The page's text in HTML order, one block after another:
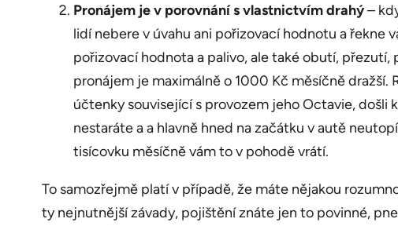
Pronájem je v porovnání s vlastnictvím drahý–
lidí nebere v úvahu ani pořizovací hodnotu a řekne
pořizovací hodnota a palivo, ale také obutí,
pronájem je maximálně o 1000 Kč měsíčně dražší.
účtenky související s provozem jeho Octavie, došli
nestaráte a a hlavně hned na začátku v autě
tisícovku měsíčně vám to v pohodě vrátí.
To samozřejmě platí v případě, že máte nějakou
ty nejnutnější závady, pojištění znáte jen to povinné,